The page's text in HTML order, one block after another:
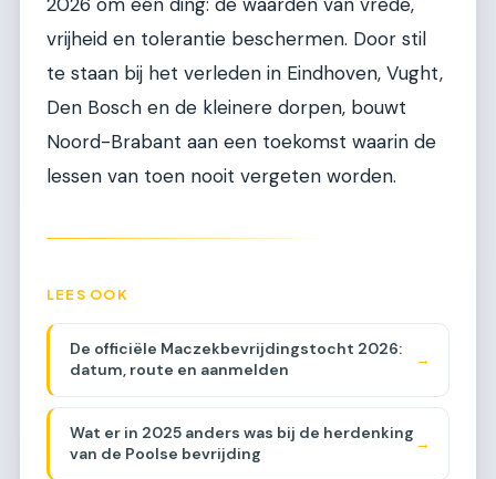
2026 om één ding: de waarden van vrede,
vrijheid en tolerantie beschermen. Door stil
te staan bij het verleden in Eindhoven, Vught,
Den Bosch en de kleinere dorpen, bouwt
Noord-Brabant aan een toekomst waarin de
lessen van toen nooit vergeten worden.
LEES OOK
De officiële Maczekbevrijdingstocht 2026:
datum, route en aanmelden
→
Wat er in 2025 anders was bij de herdenking
van de Poolse bevrijding
→